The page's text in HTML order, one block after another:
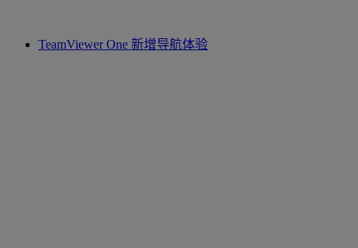
TeamViewer One 新增导航体验